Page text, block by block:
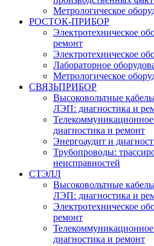
Метрологическое
РОСТОК-ПРИБОР
Электротехническое
ремонт
Электротехническое
Лабораторное
Метрологическое
СВЯЗЬПРИБОР
Высоковольтные
ЛЭП: диагностика и
диагностика и ремонт
Энергоаудит и
Трубопроводы:
неисправностей
СТЭЛЛ
Высоковольтные
ЛЭП: диагностика и
Электротехническое
ремонт
диагностика и ремонт